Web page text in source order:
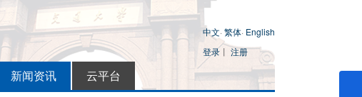
中文·繁体· English
登录 丨 注册
新闻资讯 云平台